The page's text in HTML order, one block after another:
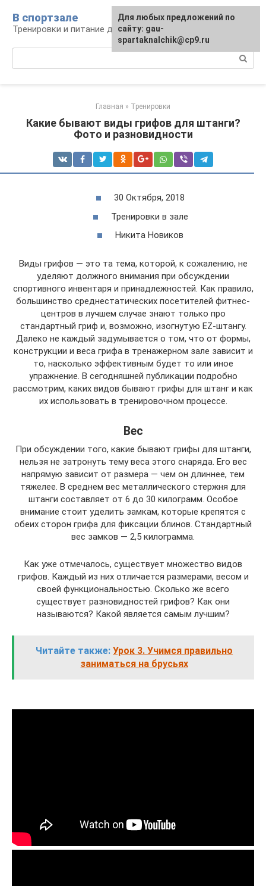
контенту
В спортзале
Тренировки и питание для здоровья
Главная » Тренировки
Какие бывают виды грифов для штанги?
Фото и разновидности
30 Октября, 2018
Тренировки в зале
Никита Новиков
Виды грифов — это та тема, которой, к сожалению, не
уделяют должного внимания при обсуждении
спортивного инвентаря и принадлежностей. Как правило,
большинство среднестатических посетителей фитнес-
центров в лучшем случае знают только про
стандартный гриф и, возможно, изогнутую EZ-штангу.
Далеко не каждый задумывается о том, что от формы,
конструкции и веса грифа в тренажерном зале зависит и
то, насколько эффективным будет то или иное
упражнение. В сегодняшней публикации подробно
рассмотрим, каких видов бывают грифы для штанг и как
их использовать в тренировочном процессе.
Вес
При обсуждении того, какие бывают грифы для штанги,
нельзя не затронуть тему веса этого снаряда. Его вес
напрямую зависит от размера — чем он длиннее, тем
тяжелее. В среднем вес металлического стержня для
штанги составляет от 6 до 30 килограмм. Особое
внимание стоит уделить замкам, которые крепятся с
обеих сторон грифа для фиксации блинов. Стандартный
вес замков — 2,5 килограмма.
Как уже отмечалось, существует множество видов
грифов. Каждый из них отличается размерами, весом и
своей функциональностью. Сколько же всего
существует разновидностей грифов? Как они
называются? Какой является самым лучшим?
Читайте также: Урок 3. Учимся правильно
заниматься на брусьях
Для любых предложений по
сайту: gau-
spartaknalchik@cp9.ru